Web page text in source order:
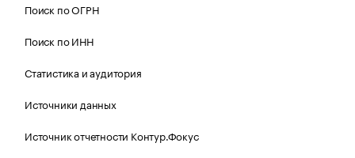
Поиск по ОГРН
Поиск по ИНН
Статистика и аудитория
Источники данных
Источник отчетности Контур.Фокус